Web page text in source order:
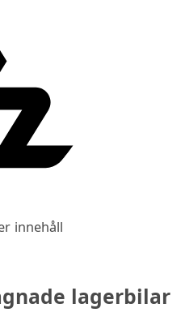
innehåll
lagerbilar